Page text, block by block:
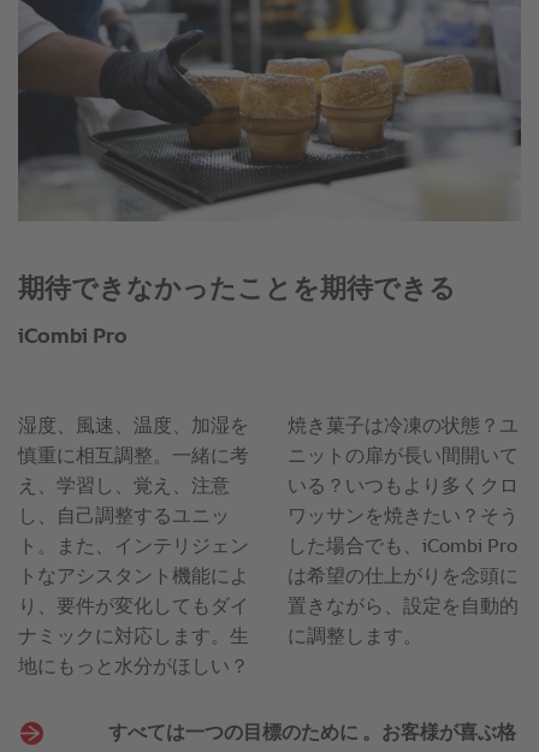
すべては一つの目標のために 。お客様が喜ぶ格